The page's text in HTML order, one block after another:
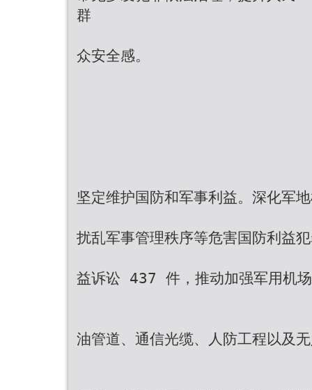
群
众安全感。
坚定维护国防和军事利益。深化军
扰乱军事管理秩序等危害国防利益
益诉讼 437 件，推动加强军用机
油管道、通信光缆、人防工程以及